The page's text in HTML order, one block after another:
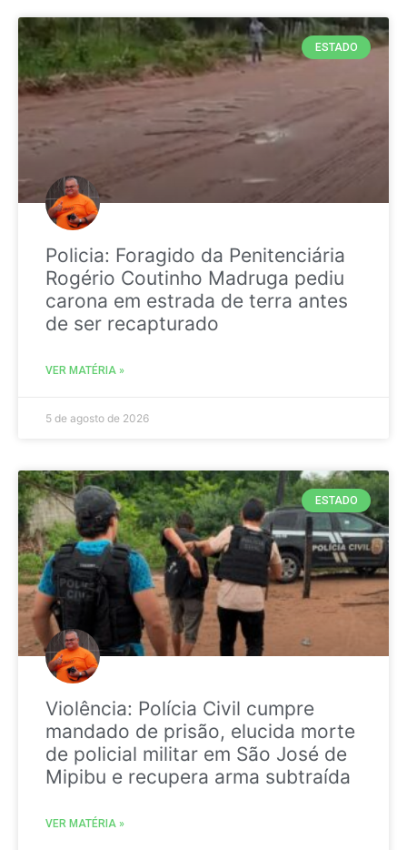
ESTADO
Policia: Foragido da Penitenciária
Rogério Coutinho Madruga pediu
carona em estrada de terra antes
de ser recapturado
VER MATÉRIA »
5 de agosto de 2026
ESTADO
Violência: Polícia Civil cumpre
mandado de prisão, elucida morte
de policial militar em São José de
Mipibu e recupera arma subtraída
VER MATÉRIA »